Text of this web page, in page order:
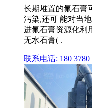
长期堆置的氟石膏
污染,还可 能对当
进氟石膏资源化利
无水石膏( .
联系电话: 180 3780